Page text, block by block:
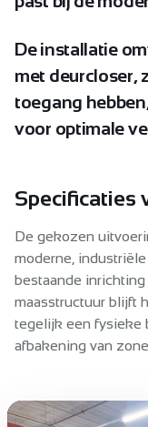
De installatie
met deurcloser,
toegang
voor optimale
Specificaties
De gekozen
moderne,
bestaande
maasstructuur blijft
tegelijk een fysieke
afbakening van